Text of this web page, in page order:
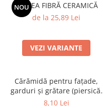
Vase pentru gătit din fontă
Vase pentru gătit din inox
Vase pentru gătit din oțel
REDUCERI VASE DIN FONTĂ
ACCESORII SOBĂ, ȘEMINEU ȘI
CUPTOR
NOU
SALTEA FIBRĂ CERAMICĂ
de la 25,89 Lei
VEZI VARIANTE
Cărămidă pentru fațade,
garduri și grătare (piersică,
colț rotunjit) – 250 × 120 × 65
8,10 Lei